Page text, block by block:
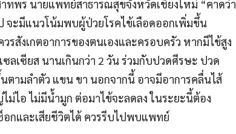
พร นายแพทย์สาธารณสุขจังหวัดเชียงใหม่ “คาดว่า
จะมีแนวโน้มพบผู้ป่วยโรคไข้เลือดออกเพิ่มขึ้น
สังเกตอาการของตนเองและครอบครัว หากมีไข้สูง
ลเซียส นานเกินกว่า 2 วัน ร่วมกับปวดศีรษะ ปวด
ตามลำตัว แขน ขา นอกจากนี้ อาจมีอาการคลื่นไส้
ม่ไอ ไม่มีน้ำมูก ต่อมาไข้จะลดลง ในระยะนี้ต้อง
อกและเสียชีวิตได้ ควรรีบไปพบแพทย์